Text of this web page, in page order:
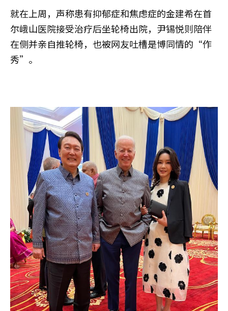
就在上周，声称患有抑郁症和焦虑症的金建希在首
尔峨山医院接受治疗后坐轮椅出院，尹锡悦则陪伴
在侧并亲自推轮椅，也被网友吐槽是博同情的“作
秀”。